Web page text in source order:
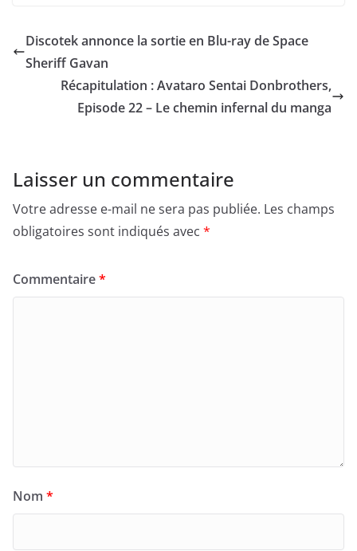
Discotek annonce la sortie en Blu-ray de Space
Sheriff Gavan
Récapitulation : Avataro Sentai Donbrothers,
Episode 22 – Le chemin infernal du manga
Laisser un commentaire
Votre adresse e-mail ne sera pas publiée. Les champs
obligatoires sont indiqués avec *
Commentaire*
Nom *